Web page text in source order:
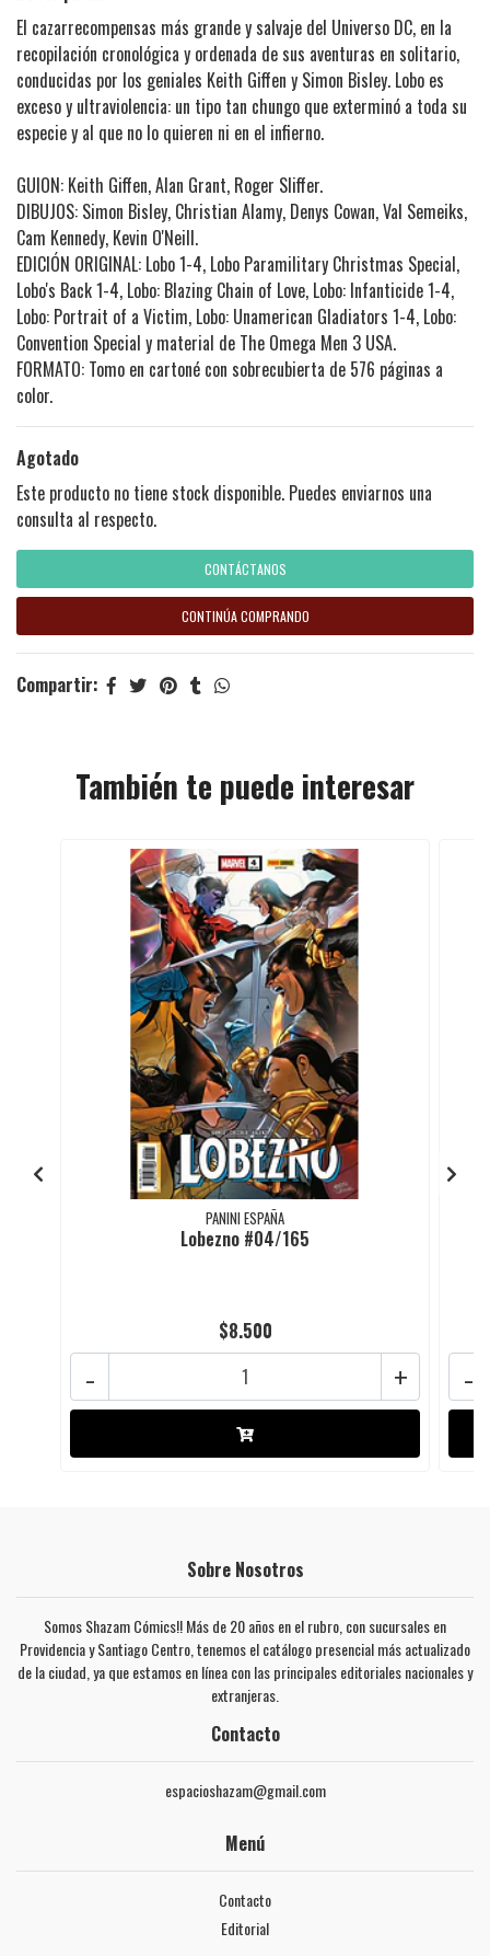
El cazarrecompensas más grande y salvaje del Universo DC, en la
recopilación cronológica y ordenada de sus aventuras en solitario,
conducidas por los geniales Keith Giffen y Simon Bisley. Lobo es
exceso y ultraviolencia: un tipo tan chungo que exterminó a toda su
especie y al que no lo quieren ni en el infierno.
GUION: Keith Giffen, Alan Grant, Roger Sliffer.
DIBUJOS: Simon Bisley, Christian Alamy, Denys Cowan, Val Semeiks,
Cam Kennedy, Kevin O'Neill.
EDICIÓN ORIGINAL: Lobo 1-4, Lobo Paramilitary Christmas Special,
Lobo's Back 1-4, Lobo: Blazing Chain of Love, Lobo: Infanticide 1-4,
Lobo: Portrait of a Victim, Lobo: Unamerican Gladiators 1-4, Lobo:
Convention Special y material de The Omega Men 3 USA.
FORMATO: Tomo en cartoné con sobrecubierta de 576 páginas a
color.
Agotado
Este producto no tiene stock disponible. Puedes enviarnos una
consulta al respecto.
CONTÁCTANOS
CONTINÚA COMPRANDO
Compartir:
También te puede interesar
PANINI ESPAÑA
Lobezno #04/165
$8.500
+
- -
Sobre Nosotros
Somos Shazam Cómics!! Más de 20 años en el rubro, con sucursales en
Providencia y Santiago Centro, tenemos el catálogo presencial más actualizado
de la ciudad, ya que estamos en línea con las principales editoriales nacionales y
extranjeras.
Contacto
espacioshazam@gmail.com
Menú
Contacto
Editorial